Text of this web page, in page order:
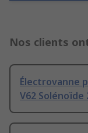
Nos clients
Électrovanne
V62 Solénoïde